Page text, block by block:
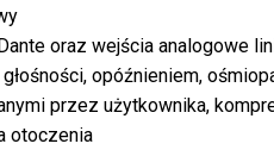
oraz wejścia analogowe
opóźnieniem,
przez użytkownika,
otoczenia